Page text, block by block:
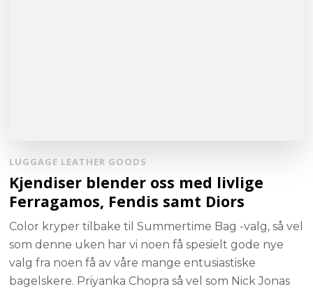
LUGGAGE LEATHER GOODS
Kjendiser blender oss med livlige
Ferragamos, Fendis samt Diors
Color kryper tilbake til Summertime Bag -valg, så vel
som denne uken har vi noen få spesielt gode nye
valg fra noen få av våre mange entusiastiske
bagelskere. Priyanka Chopra så vel som Nick Jonas